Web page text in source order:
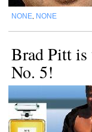
NONE NONE
Brad Pitt is
No. 5!